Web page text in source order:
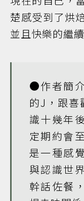
楚感受到了烘
並且快樂的繼
●作者簡
的J，跟喜
識十幾年
定期約會
是一種感
與認識世
幹話佐餐